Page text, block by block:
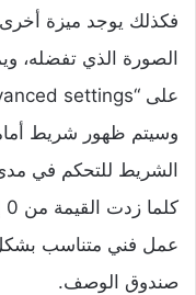
فكذلك يوجد ميزة
الصورة الذي تفضله،
وسيتم ظهور شريط
الشريط للتحكم في
عمل فني متناسب بشكل
صندوق الوصف.